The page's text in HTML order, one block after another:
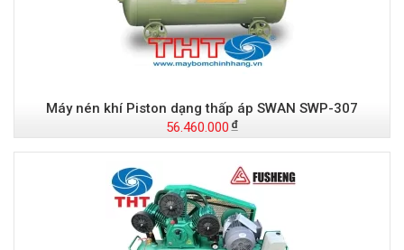
Máy nén khí Piston dạng thấp áp SWAN SWP-307
56.460.000